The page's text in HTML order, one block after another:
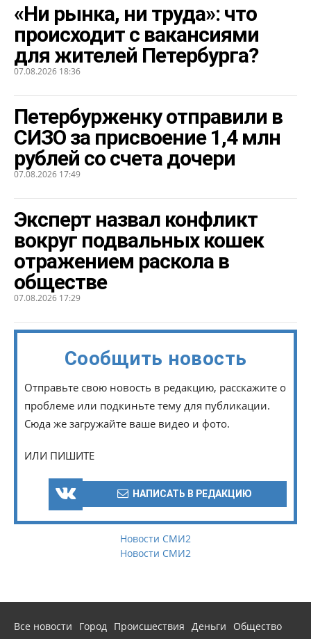
«Ни рынка, ни труда»: что
происходит с вакансиями
для жителей Петербурга?
07.08.2026 18:36
Петербурженку отправили в
СИЗО за присвоение 1,4 млн
рублей со счета дочери
07.08.2026 17:49
Эксперт назвал конфликт
вокруг подвальных кошек
отражением раскола в
обществе
07.08.2026 17:29
Сообщить новость
Отправьте свою новость в редакцию, расскажите о
проблеме или подкиньте тему для публикации.
Сюда же загружайте ваше видео и фото.
ИЛИ ПИШИТЕ
НАПИСАТЬ В РЕДАКЦИЮ
Новости СМИ2
Новости СМИ2
Все новости Город Происшествия Деньги
Общество